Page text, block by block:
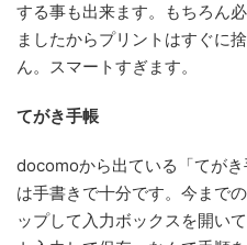
する事も出来ます。もちろん
ましたからプリントはすぐに
ん。スマートすぎます。
てがき手帳
docomoから出ている「てが
は手書きで十分です。今まで
ップして入力ボックスを開い